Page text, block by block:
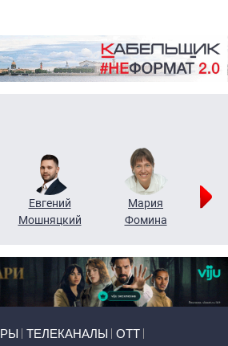
Евгений
Мошняцкий
Мария
Фомина
ТЕЛЕКАНАЛЫ ОТТ